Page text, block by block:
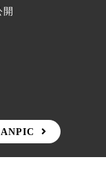
ANPIC